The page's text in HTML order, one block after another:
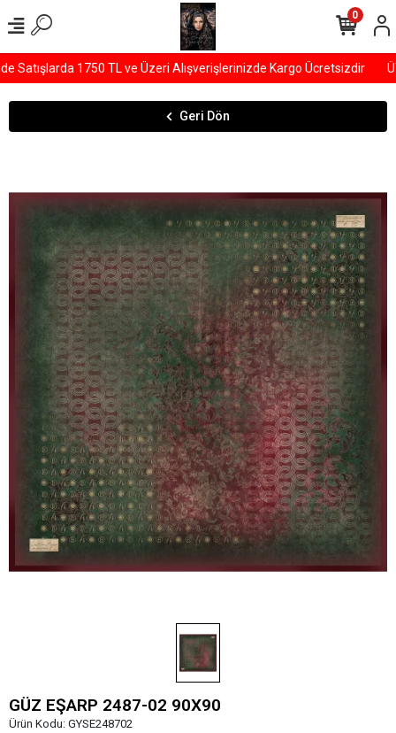
1750 TL ve Üzeri Alışverişlerinizde Kargo Ücretsizdir
0
Geri Dön
GÜZ EŞARP 2487-02 90X90
Ürün Kodu: GYSE248702